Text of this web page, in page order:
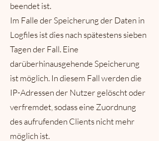
beendet ist.
Im Falle der Speicherung der Daten in
Logfiles ist dies nach spätestens sieben
Tagen der Fall. Eine
darüberhinausgehende Speicherung
ist möglich. In diesem Fall werden die
IP-Adressen der Nutzer gelöscht oder
verfremdet, sodass eine Zuordnung
des aufrufenden Clients nicht mehr
möglich ist.